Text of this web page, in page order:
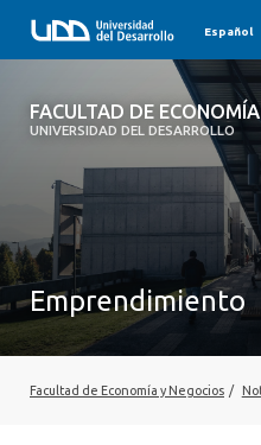
FACULTAD DE
UNIVERSIDAD DEL DESARROLLO
Español
FACULTAD DE
QUIÉNES SOMOS
PREGRADO
POSTGRADO
Emprendimiento
Facultad de Economía y Negocios /